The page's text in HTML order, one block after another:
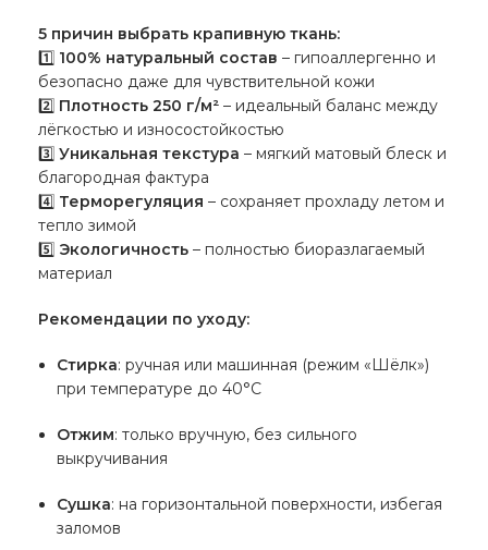
5 причин выбрать крапивную ткань:
1️⃣ 100% натуральный состав – гипоаллергенно и
безопасно даже для чувствительной кожи
2️⃣ Плотность 250 г/м² – идеальный баланс между
лёгкостью и износостойкостью
3️⃣ Уникальная текстура – мягкий матовый блеск и
благородная фактура
4️⃣ Терморегуляция – сохраняет прохладу летом и
тепло зимой
5️⃣ Экологичность – полностью биоразлагаемый
материал
Рекомендации по уходу:
Стирка: ручная или машинная (режим «Шёлк»)
при температуре до 40°C
Отжим: только вручную, без сильного
выкручивания
Сушка: на горизонтальной поверхности, избегая
заломов